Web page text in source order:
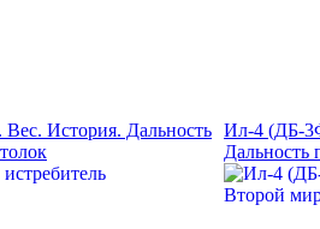
История. Дальность Ил-4 (ДБ-
Дальность